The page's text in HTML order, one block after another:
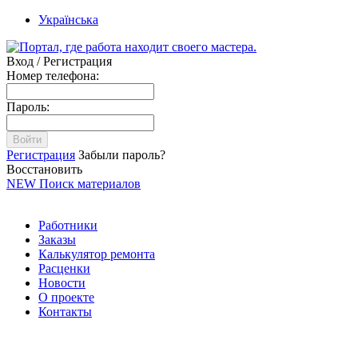
Українська
Вход / Регистрация
Номер телефона:
Пароль:
Войти
Регистрация Забыли пароль?
Восстановить
NEW Поиск материалов
Работники
Заказы
Калькулятор ремонта
Расценки
Новости
О проекте
Контакты